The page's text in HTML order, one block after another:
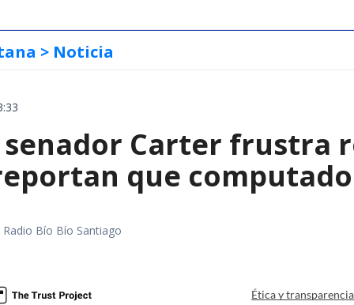
> Noticia
senador Carter frustra
que
Bío Bío Santiago
Ética y